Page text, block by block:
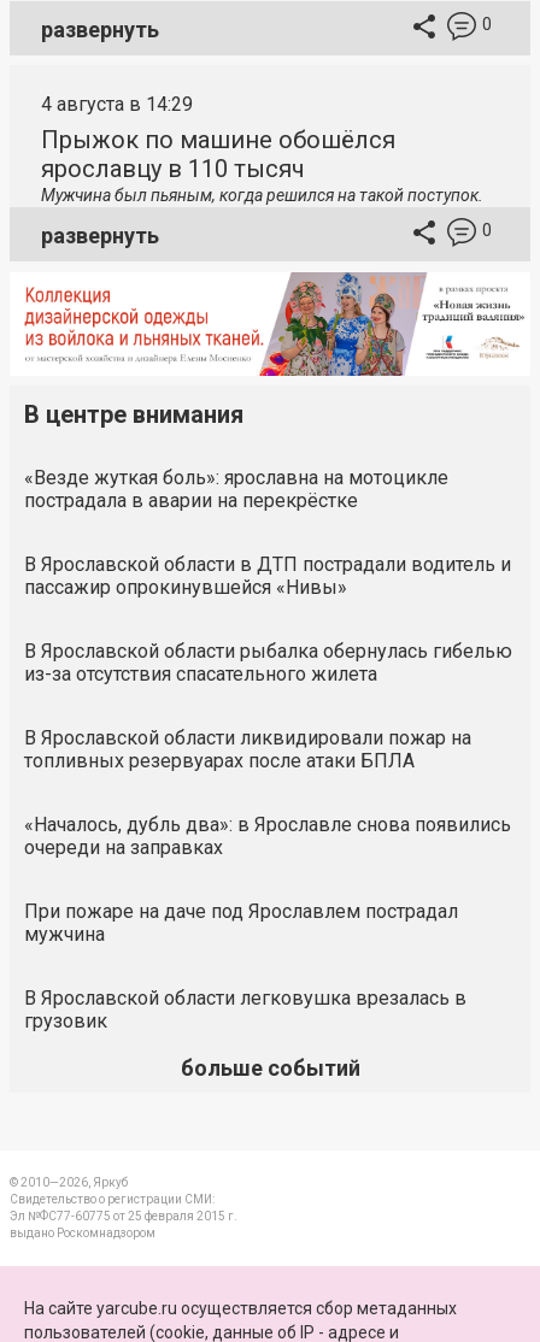
развернуть 0
4 августа в 14:29
Прыжок по машине обошёлся
ярославцу в 110 тысяч
Мужчина был пьяным, когда решился на такой поступок.
развернуть 0
В центре внимания
«Везде жуткая боль»: ярославна на мотоцикле
пострадала в аварии на перекрёстке
В Ярославской области в ДТП пострадали водитель и
пассажир опрокинувшейся «Нивы»
В Ярославской области рыбалка обернулась гибелью
из-за отсутствия спасательного жилета
В Ярославской области ликвидировали пожар на
топливных резервуарах после атаки БПЛА
«Началось, дубль два»: в Ярославле снова появились
очереди на заправках
При пожаре на даче под Ярославлем пострадал
мужчина
В Ярославской области легковушка врезалась в
грузовик
больше событий
© 2010—2026, Яркуб
Свидетельство о регистрации СМИ:
Эл №ФС77-60775 от 25 февраля 2015 г.
выдано Роскомнадзором
ПАРТНЕРЫ
На сайте yarcube.ru осуществляется сбор метаданных
пользователей (cookie, данные об IP - адресе и